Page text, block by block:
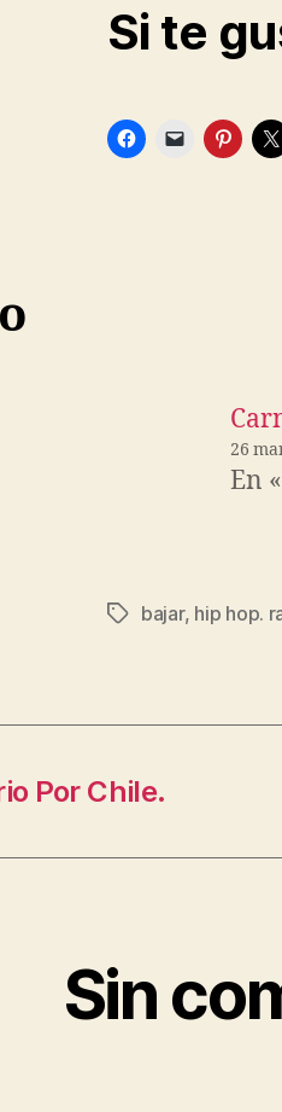
Si te
26
En
Etiquetas
bajar, hip hop.
Por Chile.
Sin